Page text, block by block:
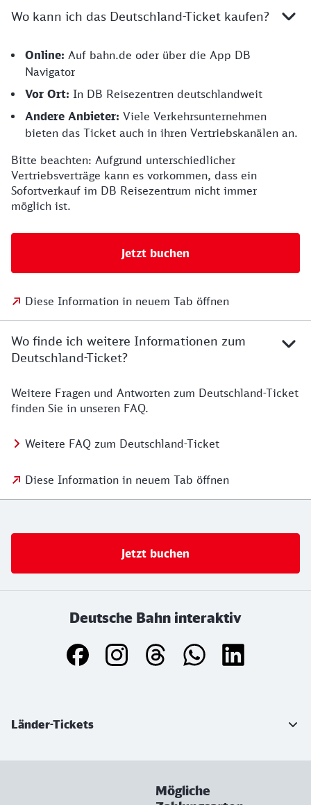
Wo kann ich das Deutschland-Ticket kaufen?
Online: Auf bahn.de oder über die App DB
Navigator
Vor Ort: In DB Reisezentren deutschlandweit
Andere Anbieter: Viele Verkehrsunternehmen
bieten das Ticket auch in ihren Vertriebskanälen an.
Bitte beachten: Aufgrund unterschiedlicher
Vertriebsverträge kann es vorkommen, dass ein
Sofortverkauf im DB Reisezentrum nicht immer
möglich ist.
Jetzt buchen
Diese Information in neuem Tab öffnen
Wo finde ich weitere Informationen zum
Deutschland-Ticket?
Weitere Fragen und Antworten zum Deutschland-Ticket
finden Sie in unseren FAQ.
Weitere FAQ zum Deutschland-Ticket
Diese Information in neuem Tab öffnen
Jetzt buchen
Deutsche Bahn interaktiv
Länder-Tickets
Mögliche